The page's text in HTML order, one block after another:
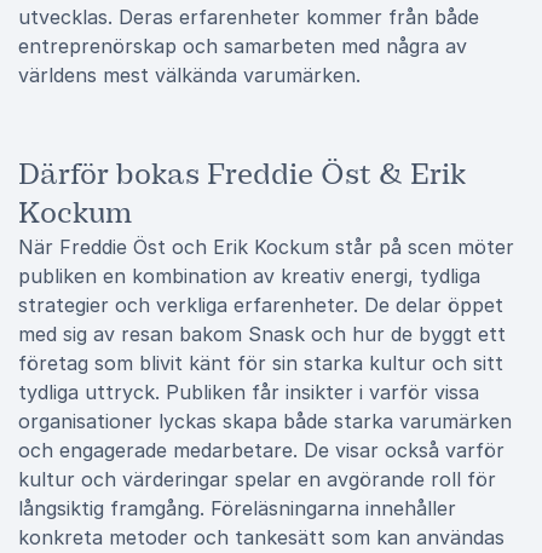
utvecklas. Deras erfarenheter kommer från både
entreprenörskap och samarbeten med några av
världens mest välkända varumärken.
Därför bokas Freddie Öst & Erik
Kockum
När Freddie Öst och Erik Kockum står på scen möter
publiken en kombination av kreativ energi, tydliga
strategier och verkliga erfarenheter. De delar öppet
med sig av resan bakom Snask och hur de byggt ett
företag som blivit känt för sin starka kultur och sitt
tydliga uttryck. Publiken får insikter i varför vissa
organisationer lyckas skapa både starka varumärken
och engagerade medarbetare. De visar också varför
kultur och värderingar spelar en avgörande roll för
långsiktig framgång. Föreläsningarna innehåller
konkreta metoder och tankesätt som kan användas